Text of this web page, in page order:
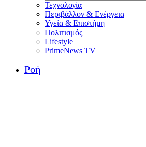
Τεχνολογία
Περιβάλλον & Ενέργεια
Υγεία & Επιστήμη
Πολιτισμός
Lifestyle
PrimeNews TV
Ροή